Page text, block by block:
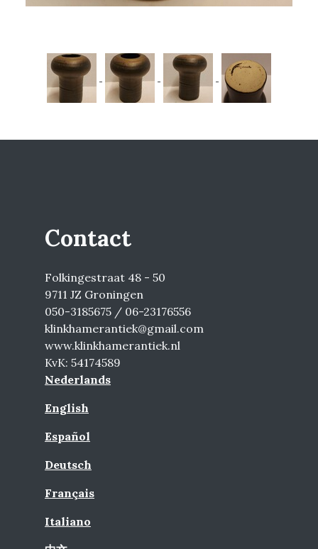
Contact
Folkingestraat 48 - 50
9711 JZ Groningen
050-3185675 / 06-23176556
klinkhamerantiek@gmail.com
www.klinkhamerantiek.nl
KvK: 54174589
Nederlands
English
Español
Deutsch
Français
Italiano